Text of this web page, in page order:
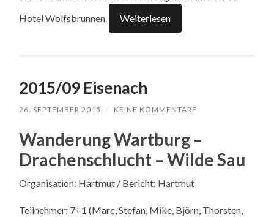
Hotel Wolfsbrunnen.
Weiterlesen
2015/09 Eisenach
26. SEPTEMBER 2015 / KEINE KOMMENTARE
Wanderung Wartburg –
Drachenschlucht – Wilde Sau
Organisation: Hartmut / Bericht: Hartmut
Teilnehmer: 7+1 (Marc, Stefan, Mike, Björn, Thorsten,